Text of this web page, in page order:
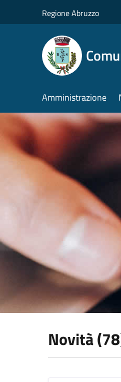
Regione Abruzzo
Amministrazione
Novità